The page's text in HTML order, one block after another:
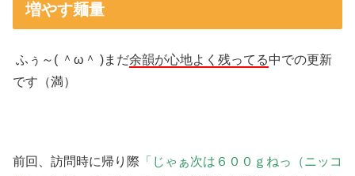
増やす麺量
ふぅ～( ＾ω＾ )まだ余韻が心地よく残ってる中での更新
です（満）
前回、訪問時に帰り際 「じゃぁ次は６００ｇねっ（ニッコ